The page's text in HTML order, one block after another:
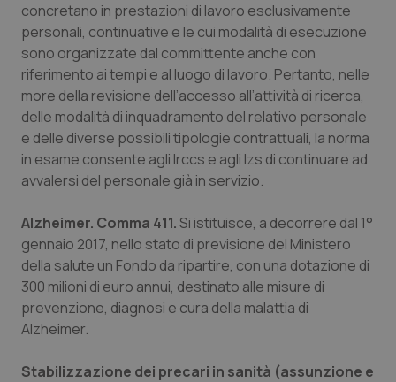
concretano in prestazioni di lavoro esclusivamente
personali, continuative e le cui modalità di esecuzione
sono organizzate dal committente anche con
riferimento ai tempi e al luogo di lavoro. Pertanto, nelle
more della revisione dell’accesso all’attività di ricerca,
delle modalità di inquadramento del relativo personale
e delle diverse possibili tipologie contrattuali, la norma
in esame consente agli Irccs e agli Izs di continuare ad
avvalersi del personale già in servizio.
Alzheimer. Comma 411.Si istituisce, a decorrere dal 1°
gennaio 2017, nello stato di previsione del Ministero
della salute un Fondo da ripartire, con una dotazione di
300 milioni di euro annui, destinato alle misure di
prevenzione, diagnosi e cura della malattia di
Alzheimer.
Stabilizzazione dei precari in sanità (assunzione e
__Secure-YNID
.youtube.com
5 mesi 4
settimane
YSC
Google LLC
.youtube.com
Sessione